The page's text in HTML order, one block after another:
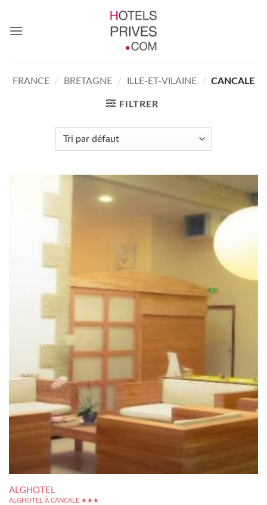
contenu
FRANCE / BRETAGNE / ILLE-ET-VILAINE / CANCALE
FILTRER
ALGHOTEL
ALGHOTEL À CANCALE ★★★